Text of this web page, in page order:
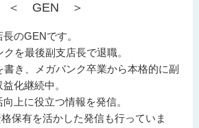
＜ GEN ＞
のGENです。
を最後副支店長で退職。
き、メガバンク卒業から本格的に副
化継続中。
上に役立つ情報を発信。
保有を活かした発信も行っていま